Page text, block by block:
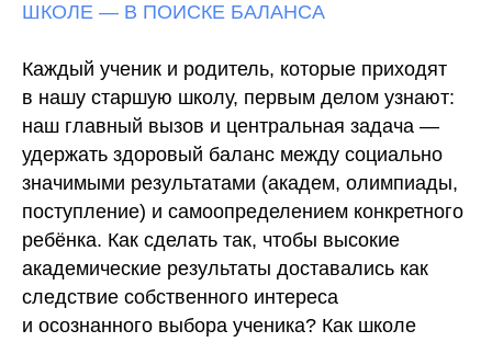
ШКОЛЕ — В ПОИСКЕ БАЛАНСА
Каждый ученик и родитель, которые приходят
в нашу старшую школу, первым делом узнают:
наш главный вызов и центральная задача —
удержать здоровый баланс между социально
значимыми результатами (академ, олимпиады,
поступление) и самоопределением конкретного
ребёнка. Как сделать так, чтобы высокие
академические результаты доставались как
следствие собственного интереса
и осознанного выбора ученика? Как школе